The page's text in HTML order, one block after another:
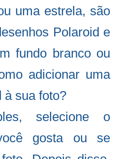
uma estrela, são
Polaroid e
fundo branco ou
adicionar uma
à sua foto?
selecione o
gosta ou se